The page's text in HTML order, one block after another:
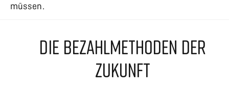
müssen.
DIE BEZAHLMETHODEN DER
ZUKUNFT